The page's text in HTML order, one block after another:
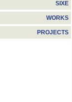
SIXE
WORKS
PROJECTS